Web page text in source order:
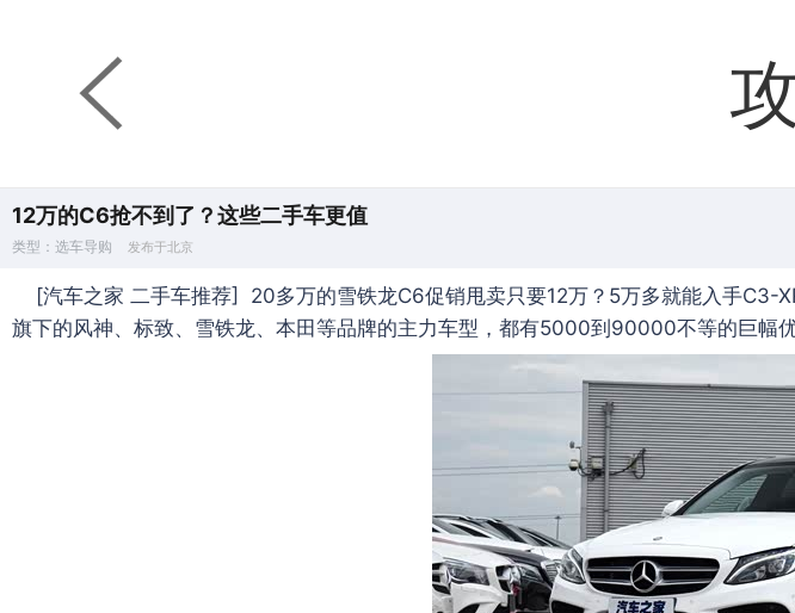
12万的C6抢不到了？这些二手车更值
类型：选车导购 发布于北京
[汽车之家 二手车推荐] 20多万的雪铁龙C6促销甩卖只要12万？5万多就能入手C3-
旗下的风神、标致、雪铁龙、本田等品牌的主力车型，都有5000到90000不等的巨幅